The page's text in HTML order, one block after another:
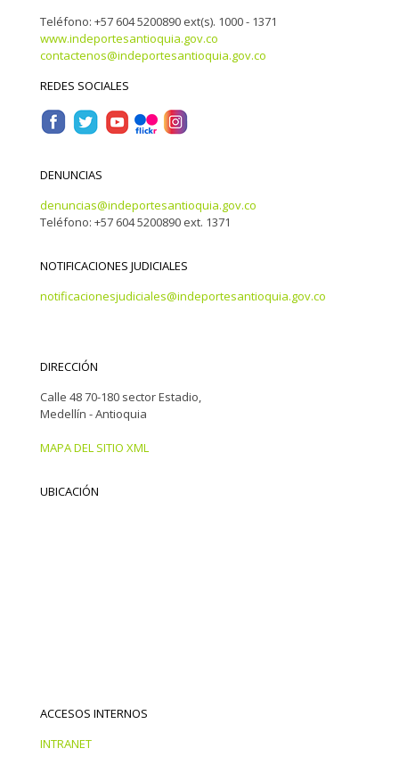
Teléfono: +57 604 5200890 ext(s). 1000 - 1371
www.indeportesantioquia.gov.co
contactenos@indeportesantioquia.gov.co
REDES SOCIALES
DENUNCIAS
denuncias@indeportesantioquia.gov.co
Teléfono: +57 604 5200890 ext. 1371
NOTIFICACIONES JUDICIALES
notificacionesjudiciales@indeportesantioquia.gov.co
DIRECCIÓN
Calle 48 70-180 sector Estadio,
Medellín - Antioquia
MAPA DEL SITIO XML
UBICACIÓN
ACCESOS INTERNOS
INTRANET